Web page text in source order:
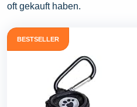
oft gekauft haben.
BESTSELLER